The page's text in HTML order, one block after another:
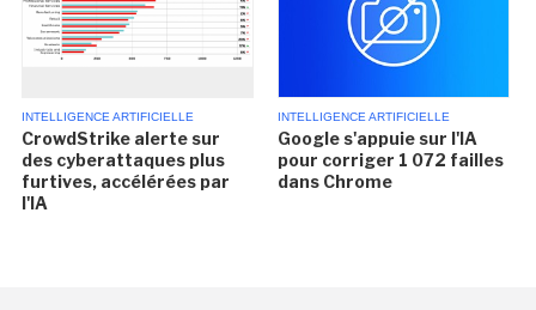
INTELLIGENCE ARTIFICIELLE
CrowdStrike alerte sur
des cyberattaques plus
furtives, accélérées par
l'IA
INTELLIGENCE ARTIFICIELLE
Google s'appuie sur l'IA
pour corriger 1 072 failles
dans Chrome